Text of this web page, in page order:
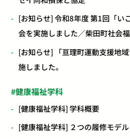
[お知らせ] 令和8年度 第1回「い
会を実施しました／柴田町社会
[お知らせ] 「亘理町運動支援地
施しました。
健康福祉学科
[健康福祉学科] 学科概要
[健康福祉学科] ２つの履修モデル